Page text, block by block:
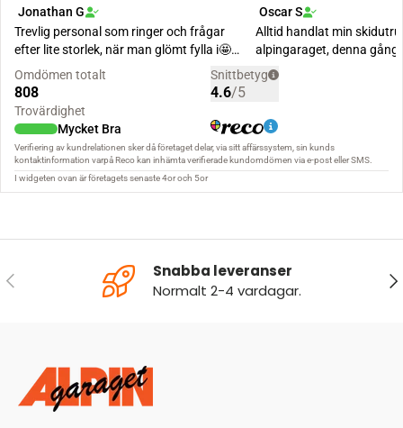
FÖREGÅENDE
Snabba leveranser
Normalt 2-4 vardagar.